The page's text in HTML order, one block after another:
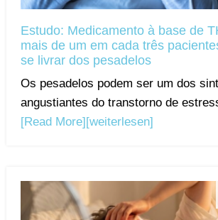
Estudo: Medicamento à base de
mais de um em cada três
se livrar dos pesadelos
Os pesadelos podem ser um dos
angustiantes do transtorno de
[Read More][weiterlesen]